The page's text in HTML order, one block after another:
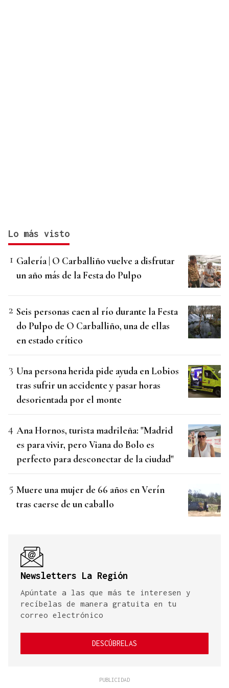
Lo más visto
Galería | O Carballiño vuelve a disfrutar
un año más de la Festa do Pulpo
Seis personas caen al río durante la Festa
do Pulpo de O Carballiño, una de ellas
en estado crítico
Una persona herida pide ayuda en Lobios
tras sufrir un accidente y pasar horas
desorientada por el monte
Ana Hornos, turista madrileña: "Madrid
es para vivir, pero Viana do Bolo es
perfecto para desconectar de la ciudad"
Muere una mujer de 66 años en Verín
tras caerse de un caballo
Newsletters La Región
Apúntate a las que más te interesen y
recíbelas de manera gratuita en tu
correo electrónico
DESCÚBRELAS